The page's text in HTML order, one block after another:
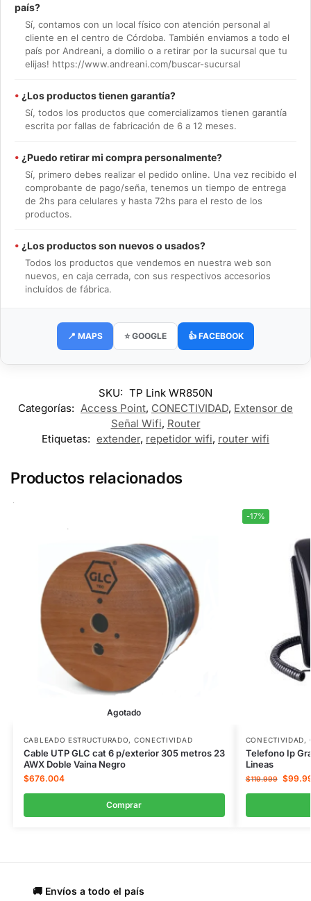
país?
Sí, contamos con un local físico con atención personal al
cliente en el centro de Córdoba. También enviamos a todo el
país por Andreani, a domilio o a retirar por la sucursal que tu
elijas! https://www.andreani.com/buscar-sucursal
• ¿Los productos tienen garantía?
Sí, todos los productos que comercializamos tienen garantía
escrita por fallas de fabricación de 6 a 12 meses.
• ¿Puedo retirar mi compra personalmente?
Sí, primero debes realizar el pedido online. Una vez recibido el
comprobante de pago/seña, tenemos un tiempo de entrega
de 2hs para celulares y hasta 72hs para el resto de los
productos.
• ¿Los productos son nuevos o usados?
Todos los productos que vendemos en nuestra web son
nuevos, en caja cerrada, con sus respectivos accesorios
incluídos de fábrica.
📍 MAPS ⭐ GOOGLE 👍 FACEBOOK
SKU: TP Link WR850N
Categorías: Access Point, CONECTIVIDAD, Extensor de
Señal Wifi, Router
Etiquetas: extender, repetidor wifi, router wifi
Productos relacionados
Agotado
CABLEADO ESTRUCTURADO, CONECTIVIDAD
Cable UTP GLC cat 6 p/exterior 305 metros 23
AWX Doble Vaina Negro
$676.004
Comprar
-17%
CONECTIVIDAD,
Telefono Ip
Lineas
$119.999 $
🚚 Envíos a todo el país